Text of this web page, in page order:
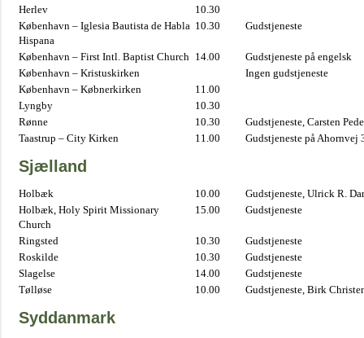
Herlev
10.30
København – Iglesia Bautista de Habla
Hispana
10.30 Gudstjeneste
København – First Intl. Baptist Church 14.00
Gudstjeneste på engelsk
København – Kristuskirken
Ingen gudstjeneste
København – Købnerkirken
11.00
Lyngby
10.30
Rønne
10.30
Gudstjeneste, Carsten
Taastrup – City Kirken
11.00 Gudstjeneste på Ahornvej
Sjælland
Holbæk 10.00
Gudstjeneste, Ulrick R.
Holbæk, Holy Spirit Missionary
Church
15.00 Gudstjeneste
Ringsted 10.30
Gudstjeneste
Roskilde
10.30
Gudstjeneste
Slagelse
14.00
Gudstjeneste
Tølløse
10.00 Gudstjeneste, Birk
Syddanmark